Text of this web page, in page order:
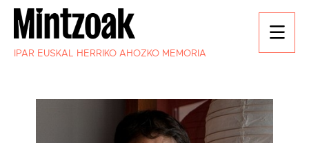
IPAR EUSKAL HERRIKO AHOZKO MEMORIA